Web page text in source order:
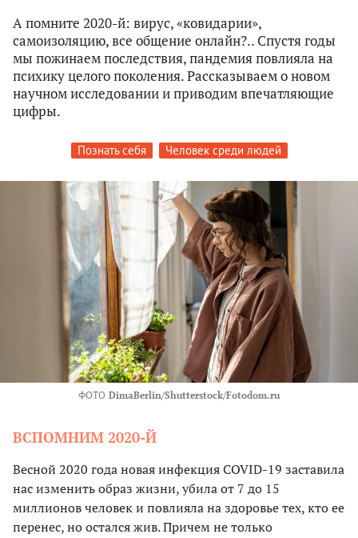
А помните 2020-й: вирус, «ковидарии»,
самоизоляцию, все общение онлайн?.. Спустя годы
мы пожинаем последствия, пандемия повлияла на
психику целого поколения. Рассказываем о новом
научном исследовании и приводим впечатляющие
цифры.
Познать себя Человек среди людей
ФОТО DimaBerlin/Shutterstock/Fotodom.ru
ВСПОМНИМ 2020-Й
Весной 2020 года новая инфекция COVID-19 заставила
нас изменить образ жизни, убила от 7 до 15
миллионов человек и повлияла на здоровье тех, кто ее
перенес, но остался жив. Причем не только